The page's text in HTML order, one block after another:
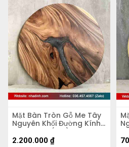
Mặt Bàn Tròn Gỗ Me Tây
Nguyên Khối Đường Kính
81 Dày 4,3 (cm)
2.200.000 ₫